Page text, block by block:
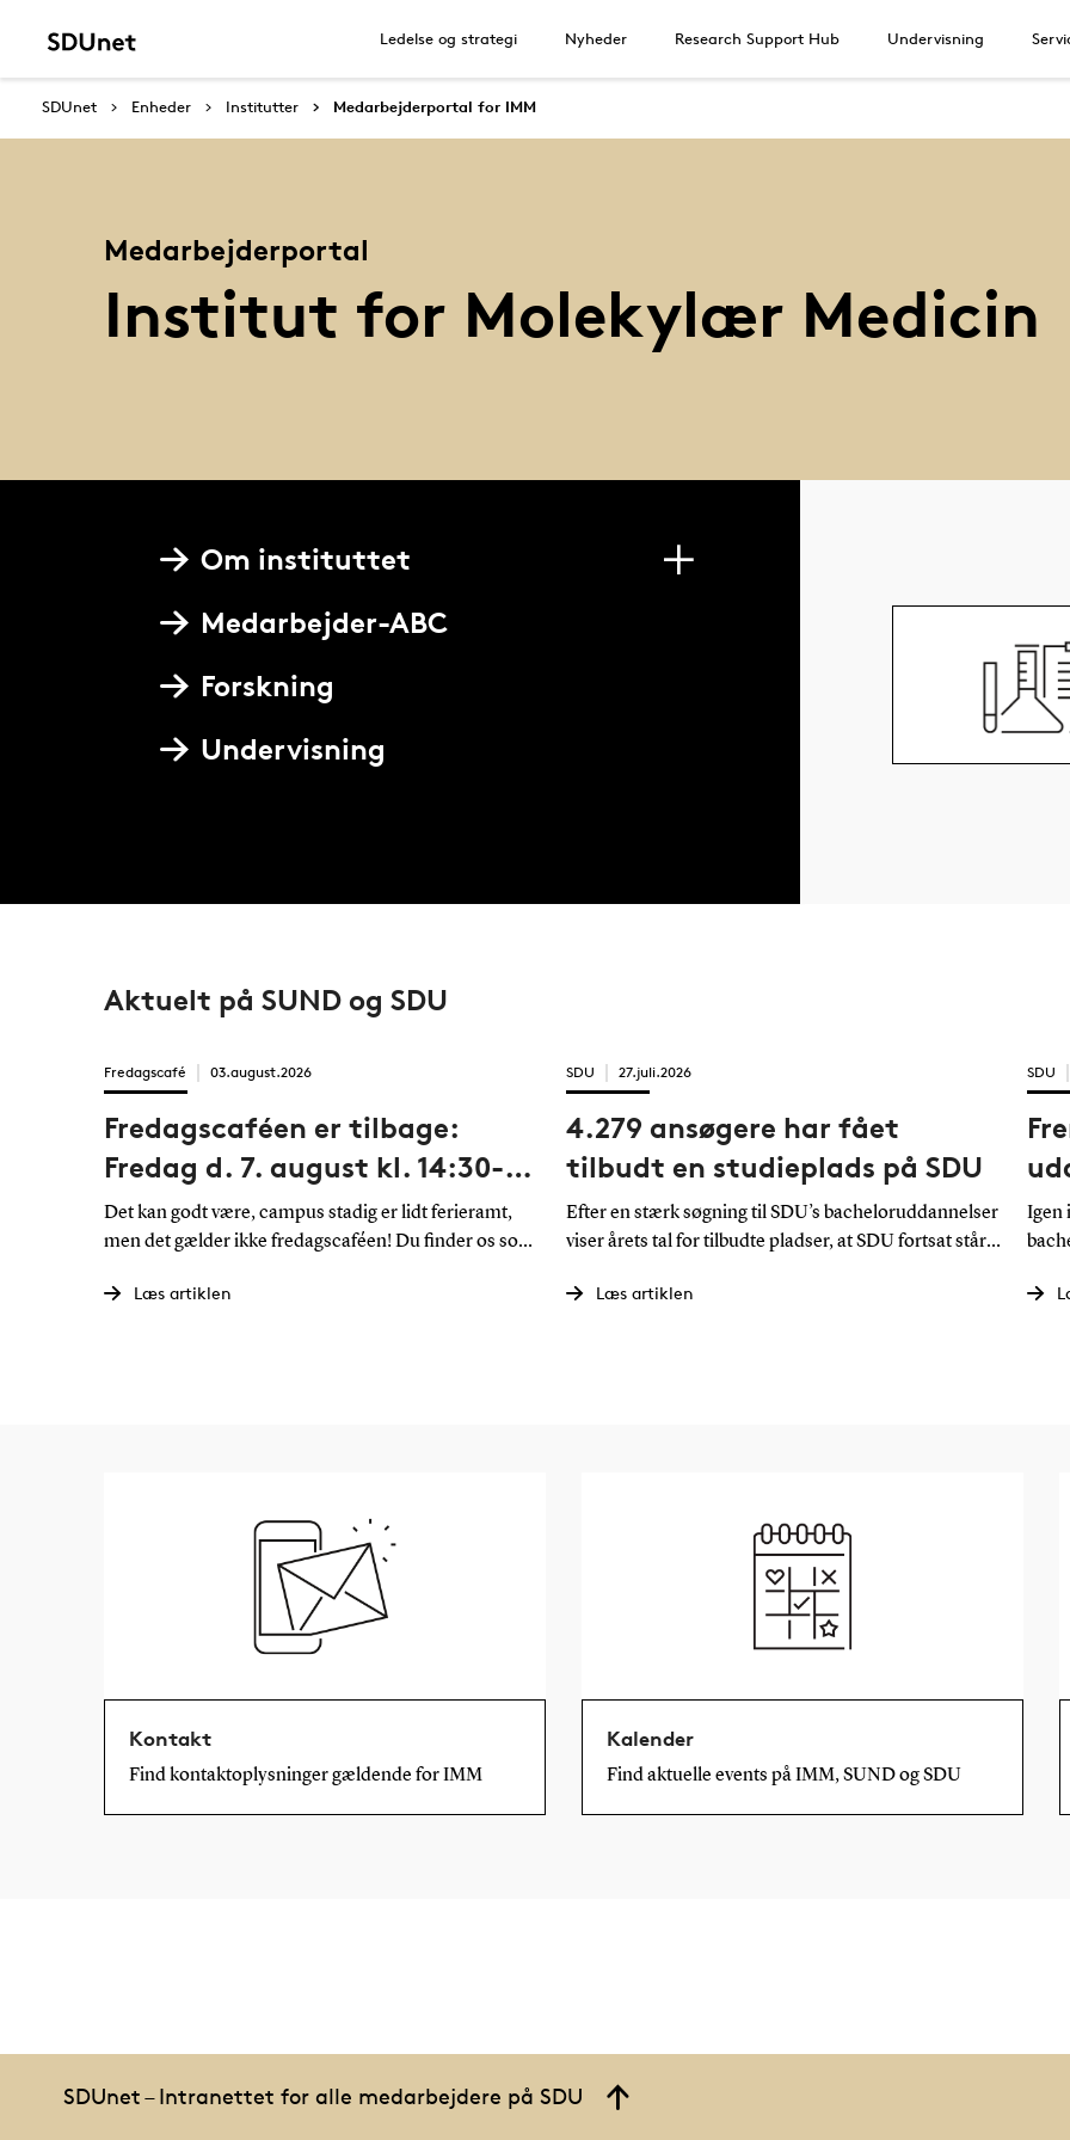
Ledelse og strategi Nyheder Research Support Hub Undervisning
SDUnet Enheder Institutter Medarbejderportal for IMM
Medarbejderportal
Institut for Molekylær Medicin
Om instituttet
Medarbejder-ABC
Forskning
Undervisning
Aktuelt på SUND og SDU
Fredagscafé 03.august.2026
Fredagscaféen er tilbage:
Fredag d. 7. august kl. 14:30-
18:00
Det kan godt være, campus stadig er lidt ferieramt,
men det gælder ikke fredagscaféen! Du finder os som
Læs artiklen
SDU 27.juli.2026
4.279 ansøgere har fået
tilbudt en studieplads på SDU
Efter en stærk søgning til SDU’s bacheloruddannelser
viser årets tal for tilbudte pladser, at SDU fortsat står
adgangskrav tilbyder universitetet næsten lige så
Læs artiklen
SDU
Igen
Kontakt
Find kontaktoplysninger gældende for IMM
Kalender
Find aktuelle events på IMM, SUND og SDU
SDUnet – Intranettet for alle medarbejdere på SDU